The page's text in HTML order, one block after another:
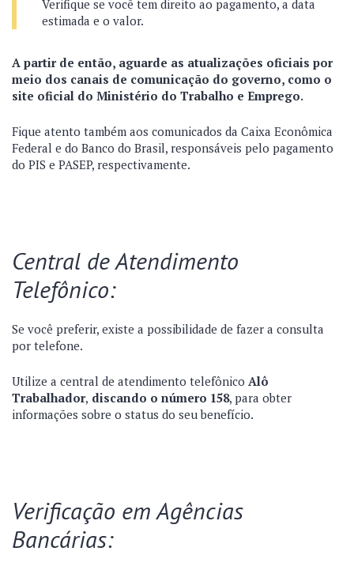
Verifique se você tem direito ao pagamento, a data
estimada e o valor.
A partir de então, aguarde as atualizações oficiais por
meio dos canais de comunicação do governo, como o
site oficial do Ministério do Trabalho e Emprego.
Fique atento também aos comunicados da Caixa Econômica
Federal e do Banco do Brasil, responsáveis pelo pagamento
do PIS e PASEP, respectivamente.
Central de Atendimento
Telefônico:
Se você preferir, existe a possibilidade de fazer a consulta
por telefone.
Utilize a central de atendimento telefônico Alô
Trabalhador, discando o número 158, para obter
informações sobre o status do seu benefício.
Verificação em Agências
Bancárias: